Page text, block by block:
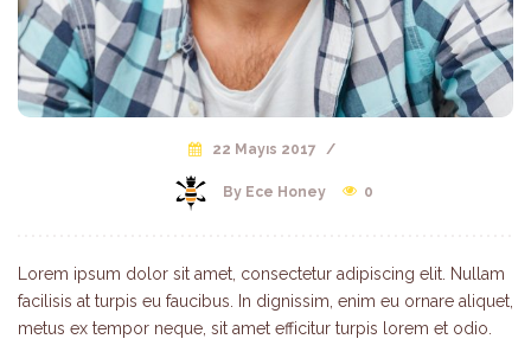
22 Mayıs 2017 /
By Ece Honey 0
Lorem ipsum dolor sit amet, consectetur adipiscing elit. Nullam
facilisis at turpis eu faucibus. In dignissim, enim eu ornare aliquet,
metus ex tempor neque, sit amet efficitur turpis lorem et odio.